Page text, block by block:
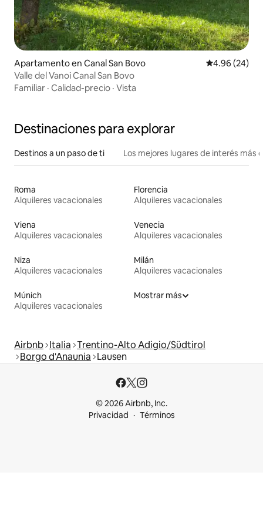
Apartamento en Canal San Bovo Calificación
4.96 (24)
Valle del Vanoi Canal San Bovo
Familiar · Calidad-precio · Vista
Destinaciones para explorar
Destinos a un paso de ti Los mejores lugares de interés más
Roma
Alquileres vacacionales
Florencia
Alquileres vacacionales
Viena
Alquileres vacacionales
Venecia
Alquileres vacacionales
Niza
Alquileres vacacionales
Milán
Alquileres vacacionales
Múnich
Alquileres vacacionales
Mostrar más
Airbnb Italia Trentino-Alto Adigio/Südtirol
Borgo d'Anaunia Lausen
© 2026 Airbnb, Inc.
Privacidad
Términos